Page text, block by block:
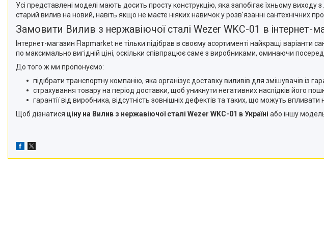
Усі представлені моделі мають досить просту конструкцію, яка запобігає їхньому
старий вилив на новий, навіть якщо не маєте ніяких навичок у розв'язанні сантехнічних
Замовити Вилив з нержавіючої сталі Wezer WKC-01 в інтернет-
Інтернет-магазин Flapmarket не тільки підібрав в своєму асортименті найкращі варіанти
по максимально вигідній ціні, оскільки співпрацює саме з виробниками, оминаючи
До того ж ми пропонуємо:
підібрати транспортну компанію, яка організує доставку виливів для змішувачів із
страхування товару на період доставки, щоб уникнути негативних наслідків його
гарантії від виробника, відсутність зовнішніх дефектів та таких, що можуть впливати
Щоб дізнатися ціну на Вилив з нержавіючої сталі Wezer WKC-01 в Україні або іншу